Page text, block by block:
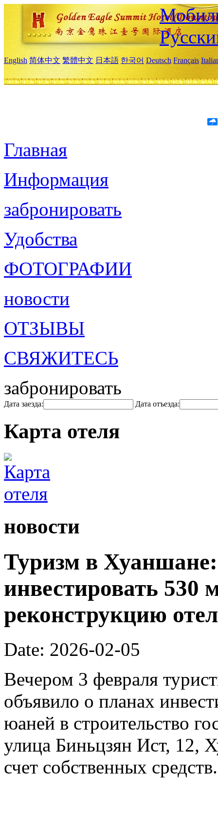
English 简体中文 繁體中文 日本語 한국어 Deutsch Français
Главная
Информация
забронировать
Удобства
ФОТОГРАФИИ
новости
ОТЗЫВЫ
СВЯЖИТЕСЬ
забронировать
Дата заезда: Дата отъезда:
Карта отеля
новости
Туризм в
инвестировать 530
реконструкцию
Date: 2026-02-05
Вечером 3 февраля
объявило о планах
юаней в строительство
улица Биньцзян Ист, 12,
счет собственных средств.